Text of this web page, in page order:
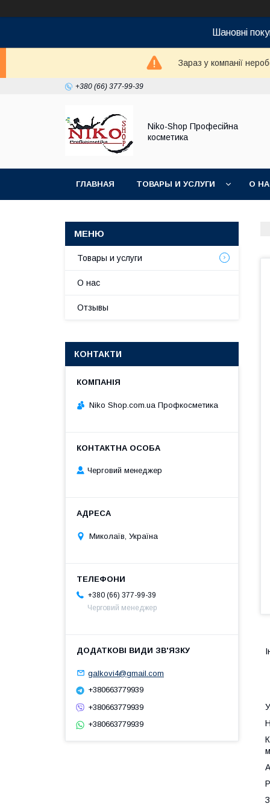
Шановні
Зараз у компанії
+380 (66) 377-99-39
Niko-Shop Професійна
косметика
ГЛАВНАЯ ТОВАРЫ И УСЛУГИ О
Товары и услуги
О нас
Отзывы
КОНТАКТИ
Niko Shop.com.ua Профкосметика
Черговий менеджер
Миколаїв, Україна
+380 (66) 377-99-39
Черговий менеджер
galkovi4@gmail.com
+380663779939
+380663779939
+380663779939